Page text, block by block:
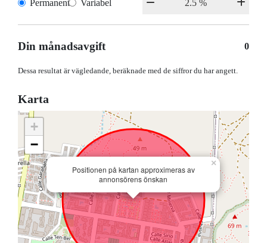
Permanent Variabel
Din månadsavgift 0
Dessa resultat är vägledande, beräknade med de siffror du har angett.
Karta
Positionen på kartan approximeras av
annonsörens önskan
×
+
−